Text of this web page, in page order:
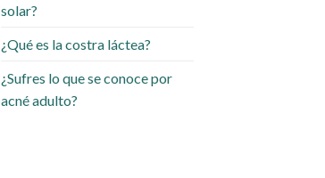
solar?
¿Qué es la costra láctea?
¿Sufres lo que se conoce por
acné adulto?